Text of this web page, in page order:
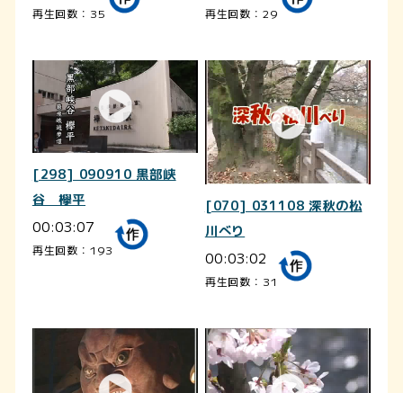
再生回数：35 再生回数：29
[298] 090910 黒部峡
谷 欅平
00:03:07
再生回数：193
[070] 031108 深秋の松
川べり
00:03:02
再生回数：31